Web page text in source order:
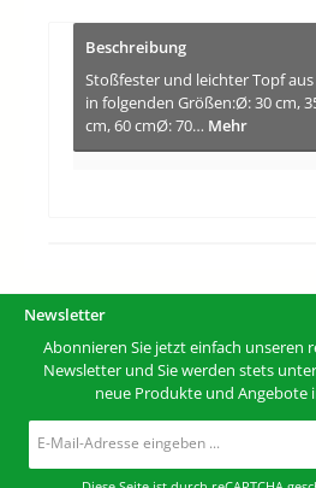
Beschreibung
Stoßfester und leichter Topf
in folgenden Größen:Ø: 30 cm,
cm, 60 cmØ: 70… Mehr
Newsletter
Abonnieren Sie jetzt einfach unseren
Newsletter und Sie werden stets
neue Produkte und Angebote